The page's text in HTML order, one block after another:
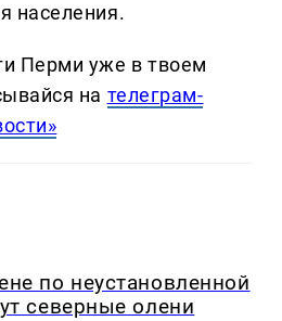
населения.
Перми уже в твоем
на телеграм-
по неустановленной
северные олени